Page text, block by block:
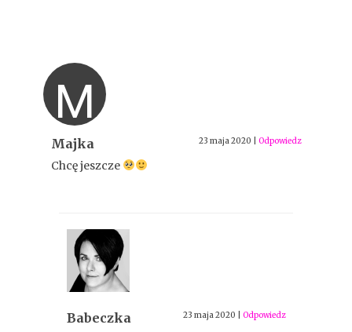
M
Majka 23 maja 2020 Odpowiedz
Chcę jeszcze
Babeczka 23 maja 2020 Odpowiedz